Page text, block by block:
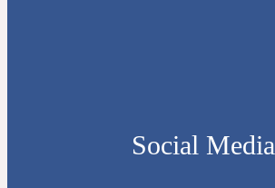
Social Media